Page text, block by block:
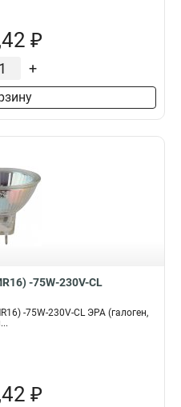
₽
+
-75W-230V-CL
-75W-230V-CL ЭРА (галоген,
₽